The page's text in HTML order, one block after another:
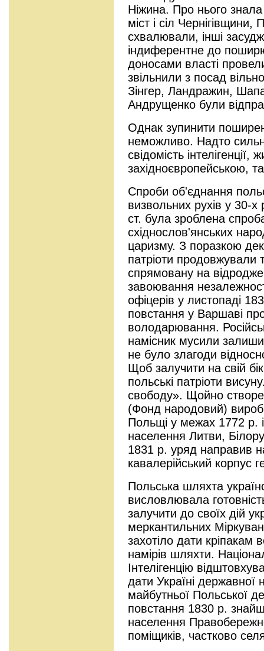
Ніжина. Про нього знала
міст і сіл
схвалювали, інші
індиферентне до
доносами власті
звільнили з посад
Зінгер, Ландражин,
Андрущенко були
Однак зупинити
неможливо. Надто
свідомість інтелігенції,
західноєвропейською,
Спроби об'єднання
визвольних рухів у 30-
ст. була зроблена
східнослов'янських
царизму. З поразкою
патріоти продовжували
спрямовану на
завоювання
офіцерів у листопаді
повстання у Варшаві
володарювання.
намісник мусили
не було злагоди
Щоб залучити на свій
польські патріоти
свободу». Щойно
(Фонд народовий)
Польщі у межах 1772 р.
населення Литви,
1831 р. уряд направив
кавалерійський корпус
Польська шляхта
висловлювала
залучити до своїх дій
меркантильних
захотіло дати кріпакам
намірів шляхти.
Інтелігенцію
дати Україні державної
майбутньої Польської
повстання 1830 р.
населення
поміщиків, частково